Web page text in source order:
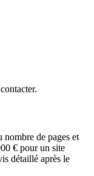
de pages et
€ pour un site
détaillé après le